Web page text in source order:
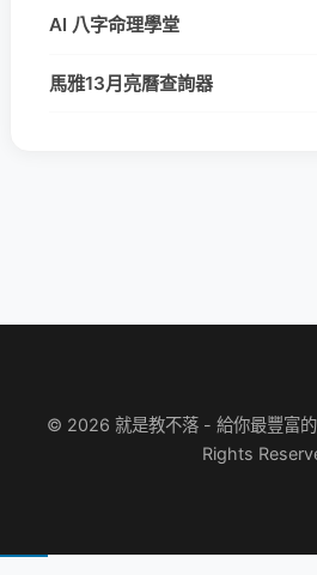
AI 八字命理學堂
馬雅13月亮曆查詢器
© 2026 就是教不落 - 給你最豐富
Rights